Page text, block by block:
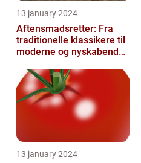
13 january 2024
Aftensmadsretter: Fra
traditionelle klassikere til
moderne og nyskabende
13 january 2024